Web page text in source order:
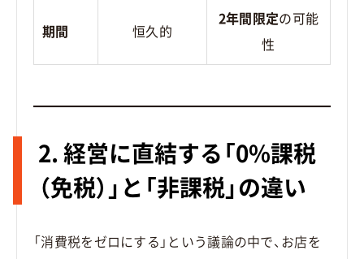
期間 恒久的
2年間限定の可能
性
2. 経営に直結する「0%課税
（免税）」と「非課税」の違い
「消費税をゼロにする」という議論の中で、お店を